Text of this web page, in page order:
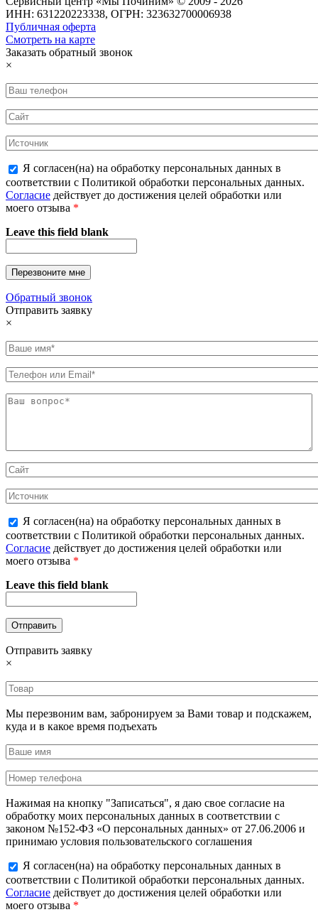
ИНН: 631220223338, ОГРН: 323632700006938
Публичная оферта
Смотреть на карте
Заказать обратный звонок
×
Я согласен(на) на обработку персональных данных в
соответствии с Политикой обработки персональных данных.
Согласие действует до достижения целей обработки или
моего отзыва *
Leave this field blank
Обратный звонок
Отправить заявку
×
Я согласен(на) на обработку персональных данных в
соответствии с Политикой обработки персональных данных.
Согласие действует до достижения целей обработки или
моего отзыва *
Leave this field blank
Отправить заявку
×
Мы перезвоним вам, забронируем за Вами товар и подскажем,
куда и в какое время подъехать
Нажимая на кнопку "Записаться", я даю свое согласие на
обработку моих персональных данных в соответствии с
законом №152-ФЗ «О персональных данных» от 27.06.2006 и
принимаю условия пользовательского соглашения
Я согласен(на) на обработку персональных данных в
соответствии с Политикой обработки персональных данных.
Согласие действует до достижения целей обработки или
моего отзыва *